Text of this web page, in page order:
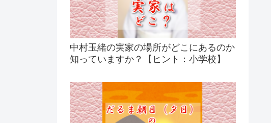
中村玉緒の実家の場所がどこにあるのか
知っていますか？【ヒント：小学校】